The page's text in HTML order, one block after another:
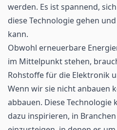
werden. Es ist spannend,
diese Technologie gehen
kann.
Obwohl erneuerbare
im Mittelpunkt stehen,
Rohstoffe für die Elektronik
Wenn wir sie nicht anbauen
abbauen. Diese Technologie
dazu inspirieren, in